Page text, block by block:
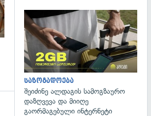
საზოგადოება
შეიძინე ალდაგის სამოგზაურო
დაზღვევა და მიიღე
გაორმაგებული ინტერნეტი